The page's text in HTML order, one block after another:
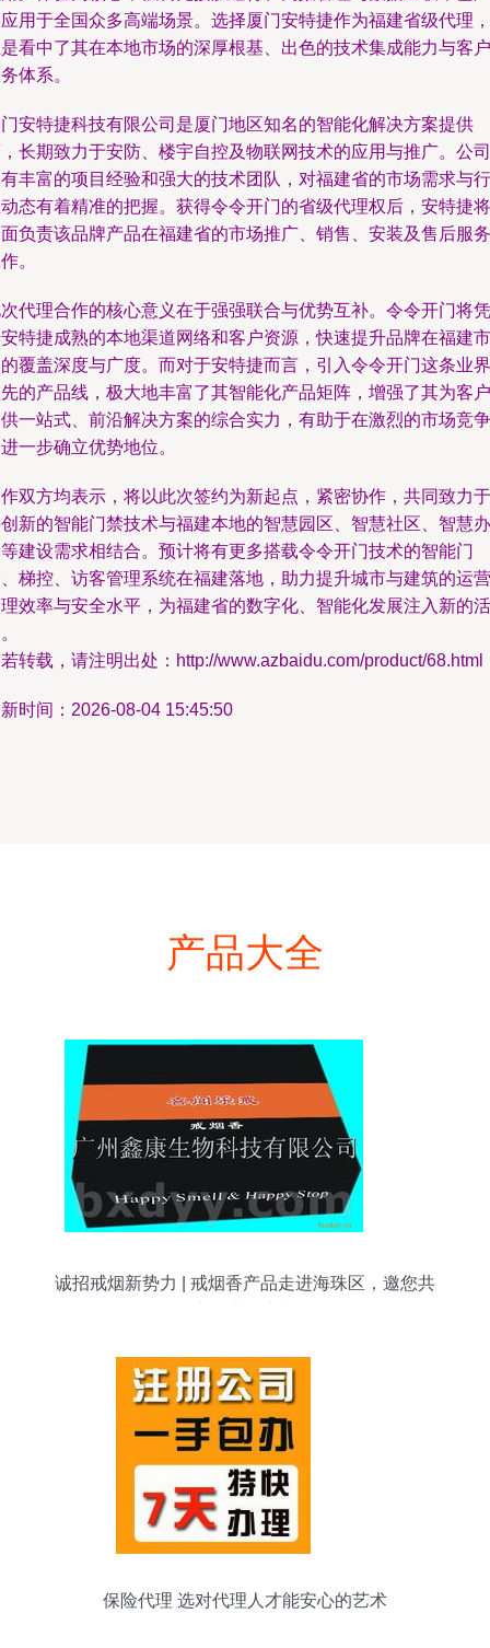
用于全国众多高端场景。选择厦门安特捷作为福建省级代理，
看中了其在本地市场的深厚根基、出色的技术集成能力与客户
体系。
安特捷科技有限公司是厦门地区知名的智能化解决方案提供
长期致力于安防、楼宇自控及物联网技术的应用与推广。公司
丰富的项目经验和强大的技术团队，对福建省的市场需求与行
态有着精准的把握。获得令令开门的省级代理权后，安特捷将
负责该品牌产品在福建省的市场推广、销售、安装及售后服务
。
代理合作的核心意义在于强强联合与优势互补。令令开门将凭
特捷成熟的本地渠道网络和客户资源，快速提升品牌在福建市
覆盖深度与广度。而对于安特捷而言，引入令令开门这条业界
的产品线，极大地丰富了其智能化产品矩阵，增强了其为客户
一站式、前沿解决方案的综合实力，有助于在激烈的市场竞争
一步确立优势地位。
双方均表示，将以此次签约为新起点，紧密协作，共同致力于
新的智能门禁技术与福建本地的智慧园区、智慧社区、智慧办
建设需求相结合。预计将有更多搭载令令开门技术的智能门
梯控、访客管理系统在福建落地，助力提升城市与建筑的运营
效率与安全水平，为福建省的数字化、智能化发展注入新的活
转载，请注明出处：http://www.azbaidu.com/product/68.html
时间：2026-08-04 15:45:50
产品大全
诚招戒烟新势力 | 戒烟香产品走进海珠区，邀您共
保险代理 选对代理人才能安心的艺术